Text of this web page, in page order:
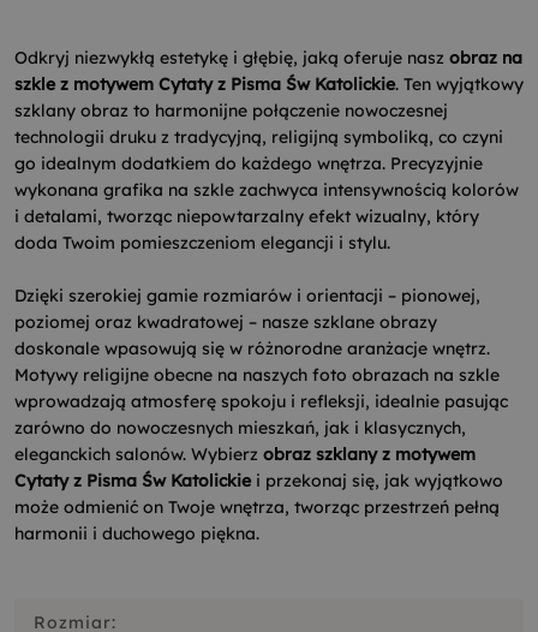
Odkryj niezwykłą estetykę i głębię, jaką oferuje nasz obraz na
szkle z motywem Cytaty z Pisma Św Katolickie. Ten wyjątkowy
szklany obraz to harmonijne połączenie nowoczesnej
technologii druku z tradycyjną, religijną symboliką, co czyni
go idealnym dodatkiem do każdego wnętrza. Precyzyjnie
wykonana grafika na szkle zachwyca intensywnością kolorów
i detalami, tworząc niepowtarzalny efekt wizualny, który
doda Twoim pomieszczeniom elegancji i stylu.
Dzięki szerokiej gamie rozmiarów i orientacji – pionowej,
poziomej oraz kwadratowej – nasze szklane obrazy
doskonale wpasowują się w różnorodne aranżacje wnętrz.
Motywy religijne obecne na naszych foto obrazach na szkle
wprowadzają atmosferę spokoju i refleksji, idealnie pasując
zarówno do nowoczesnych mieszkań, jak i klasycznych,
eleganckich salonów. Wybierz obraz szklany z motywem
Cytaty z Pisma Św Katolickie i przekonaj się, jak wyjątkowo
może odmienić on Twoje wnętrza, tworząc przestrzeń pełną
harmonii i duchowego piękna.
Rozmiar: